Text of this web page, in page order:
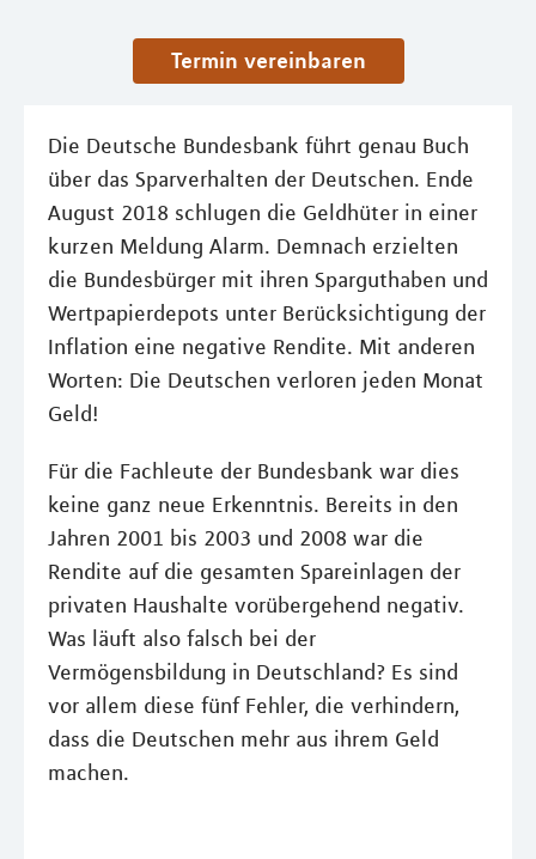
Termin vereinbaren
Die Deutsche Bundesbank führt genau Buch
über das Sparverhalten der Deutschen. Ende
August 2018 schlugen die Geldhüter in einer
kurzen Meldung Alarm. Demnach erzielten
die Bundesbürger mit ihren Sparguthaben und
Wertpapierdepots unter Berücksichtigung der
Inflation eine negative Rendite. Mit anderen
Worten: Die Deutschen verloren jeden Monat
Geld!
Für die Fachleute der Bundesbank war dies
keine ganz neue Erkenntnis. Bereits in den
Jahren 2001 bis 2003 und 2008 war die
Rendite auf die gesamten Spareinlagen der
privaten Haushalte vorübergehend negativ.
Was läuft also falsch bei der
Vermögensbildung in Deutschland? Es sind
vor allem diese fünf Fehler, die verhindern,
dass die Deutschen mehr aus ihrem Geld
machen.